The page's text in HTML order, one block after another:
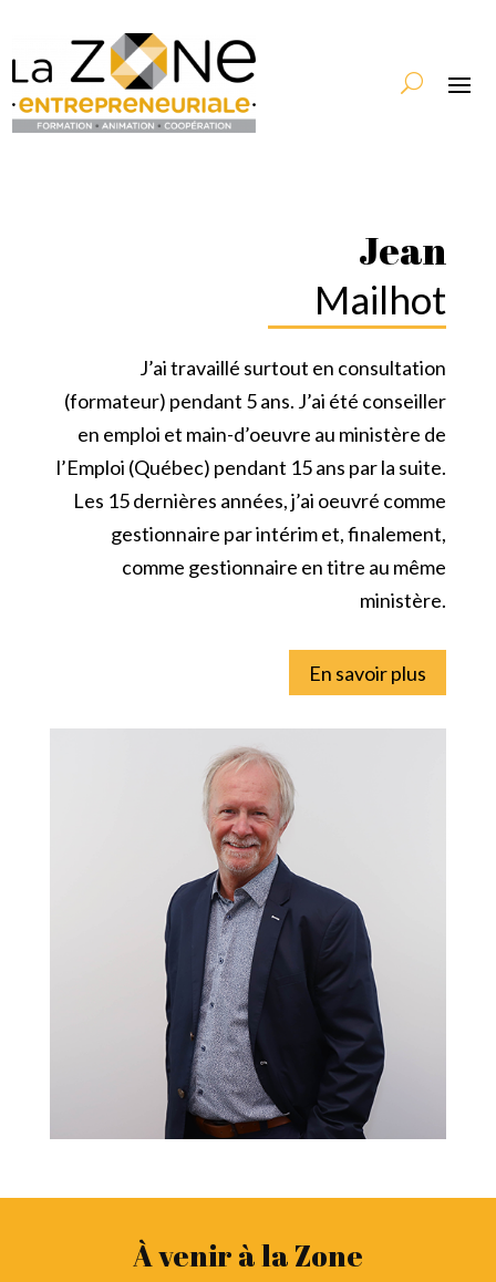
Jean
Mailhot
J’ai travaillé surtout en consultation
(formateur) pendant 5 ans. J’ai été conseiller
en emploi et main-d’oeuvre au ministère de
l’Emploi (Québec) pendant 15 ans par la suite.
Les 15 dernières années, j’ai oeuvré comme
gestionnaire par intérim et, finalement,
comme gestionnaire en titre au même
ministère.
En savoir plus
À venir à la Zone